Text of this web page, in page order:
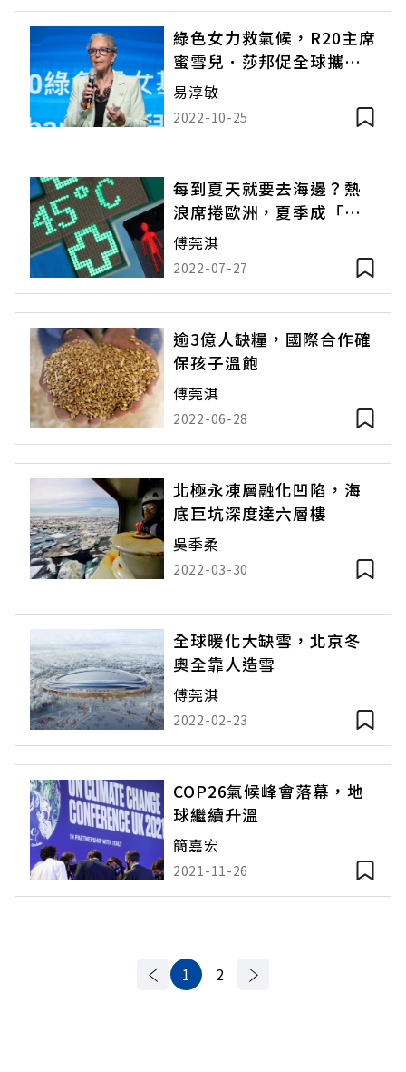
綠色女力救氣候，R20主席
蜜雪兒．莎邦促全球攜手
拚零碳
易淳敏
2022-10-25
每到夏天就要去海邊？熱
浪席捲歐洲，夏季成「危
險季節」
傅莞淇
2022-07-27
逾3億人缺糧，國際合作確
保孩子溫飽
傅莞淇
2022-06-28
北極永凍層融化凹陷，海
底巨坑深度達六層樓
吳季柔
2022-03-30
全球暖化大缺雪，北京冬
奧全靠人造雪
傅莞淇
2022-02-23
COP26氣候峰會落幕，地
球繼續升溫
簡嘉宏
2021-11-26
1 2